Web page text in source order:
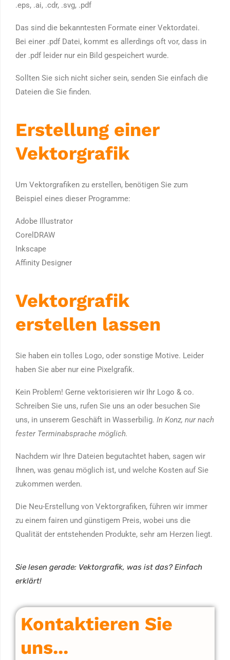
.eps, .ai, .cdr, .svg, .pdf
Das sind die bekanntesten Formate einer Vektordatei.
Bei einer .pdf Datei, kommt es allerdings oft vor, dass in
der .pdf leider nur ein Bild gespeichert wurde.
Sollten Sie sich nicht sicher sein, senden Sie einfach die
Dateien die Sie finden.
Erstellung einer
Vektorgrafik
Um Vektorgrafiken zu erstellen, benötigen Sie zum
Beispiel eines dieser Programme:
Adobe Illustrator
CorelDRAW
Inkscape
Affinity Designer
Vektorgrafik
erstellen lassen
Sie haben ein tolles Logo, oder sonstige Motive. Leider
haben Sie aber nur eine Pixelgrafik.
Kein Problem! Gerne vektorisieren wir Ihr Logo & co.
Schreiben Sie uns, rufen Sie uns an oder besuchen Sie
uns, in unserem Geschäft in Wasserbilig. In Konz, nur nach
fester Terminabsprache möglich.
Nachdem wir Ihre Dateien begutachtet haben, sagen wir
Ihnen, was genau möglich ist, und welche Kosten auf Sie
zukommen werden.
Die Neu-Erstellung von Vektorgrafiken, führen wir immer
zu einem fairen und günstigem Preis, wobei uns die
Qualität der entstehenden Produkte, sehr am Herzen liegt.
Sie lesen gerade: Vektorgrafik, was ist das? Einfach
erklärt!
Kontaktieren Sie
uns...